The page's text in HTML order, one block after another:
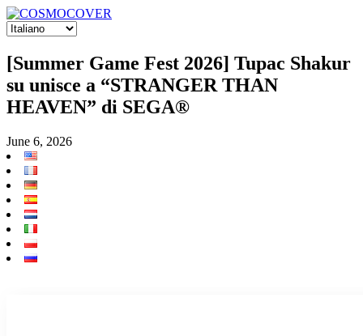
[Summer Game Fest 2026] Tupac Shakur
su unisce a “STRANGER THAN
HEAVEN” di SEGA®
June 6, 2026